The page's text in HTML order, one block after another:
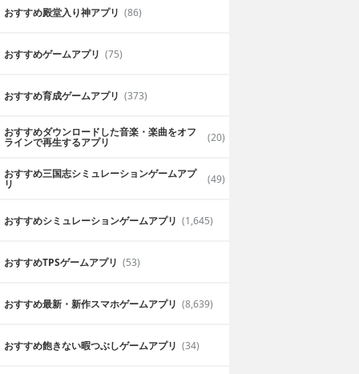
おすすめ殿堂入り神アプリ (86)
おすすめゲームアプリ (75)
おすすめ育成ゲームアプリ (373)
おすすめダウンロードした音楽・楽曲をオフ
ラインで再生するアプリ (20)
おすすめ三国志シミュレーションゲームアプ
リ (49)
おすすめシミュレーションゲームアプリ (1,645)
おすすめTPSゲームアプリ (53)
おすすめ最新・新作スマホゲームアプリ (8,639)
おすすめ飽きない暇つぶしゲームアプリ (34)